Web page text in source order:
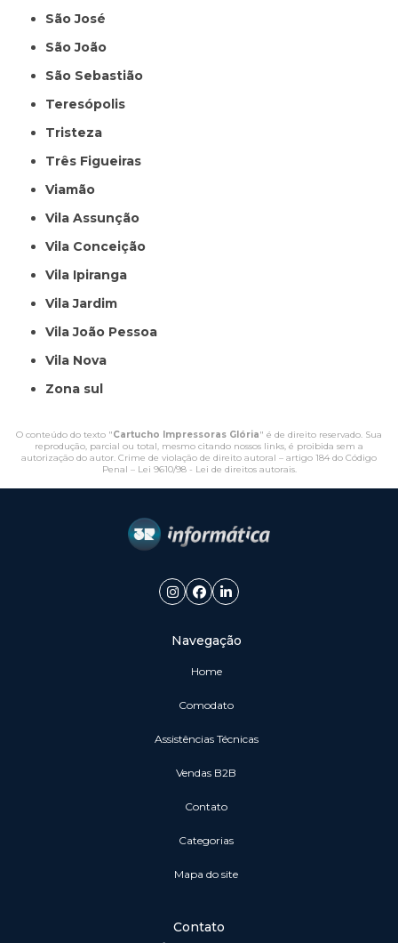
São José
São João
São Sebastião
Teresópolis
Tristeza
Três Figueiras
Viamão
Vila Assunção
Vila Conceição
Vila Ipiranga
Vila Jardim
Vila João Pessoa
Vila Nova
Zona sul
O conteúdo do texto "Cartucho Impressoras Glória" é de direito reservado. Sua
reprodução, parcial ou total, mesmo citando nossos links, é proibida sem a
autorização do autor. Crime de violação de direito autoral – artigo 184 do Código
Penal – Lei 9610/98 - Lei de direitos autorais.
Navegação
Home
Comodato
Assistências Técnicas
vendas B2B
Contato
Categorias
Mapa do site
Contato